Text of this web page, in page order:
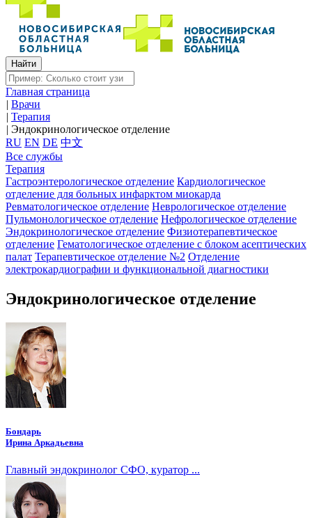
Главная страница
| Врачи
| Терапия
| Эндокринологическое отделение
RU EN DE 中文
Все службы
Терапия
Гастроэнтерологическое отделение Кардиологическое
отделение для больных инфарктом миокарда
Ревматологическое отделение Неврологическое отделение
Пульмонологическое отделение Нефрологическое отделение
Эндокринологическое отделение Физиотерапевтическое
отделение Гематологическое отделение с блоком асептических
палат Терапевтическое отделение №2 Отделение
электрокардиографии и функциональной диагностики
Эндокринологическое отделение
Бондарь
Ирина Аркадьевна
Главный эндокринолог СФО, куратор ...